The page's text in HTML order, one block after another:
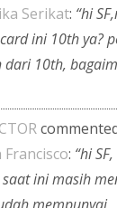
Serikat: “hi
ini 10th ya?
dari 10th,
: “hi
ini masih